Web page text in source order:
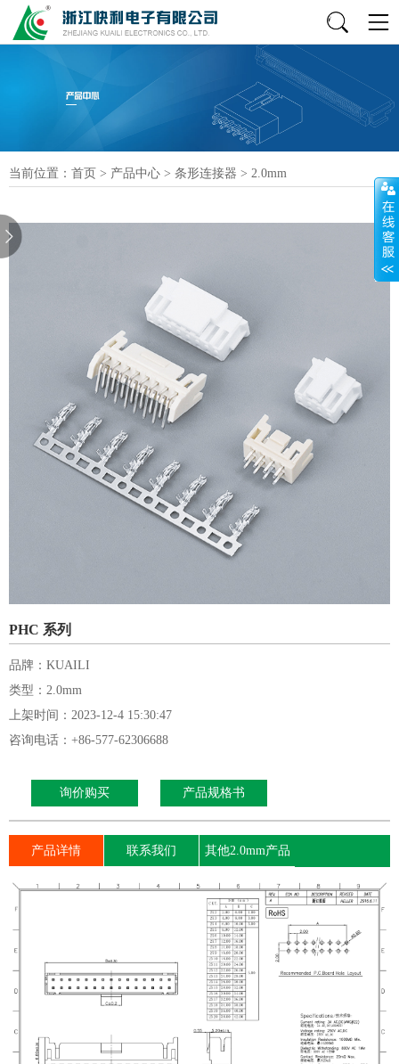
当前位置： 首页 > 产品中心 > 条形连接器 > 2.0mm
PHC 系列
品牌：KUAILI
类型：2.0mm
上架时间：2023-12-4 15:30:47
咨询电话：+86-577-62306688
询价购买 产品规格书
产品详情 联系我们 其他2.0mm产品